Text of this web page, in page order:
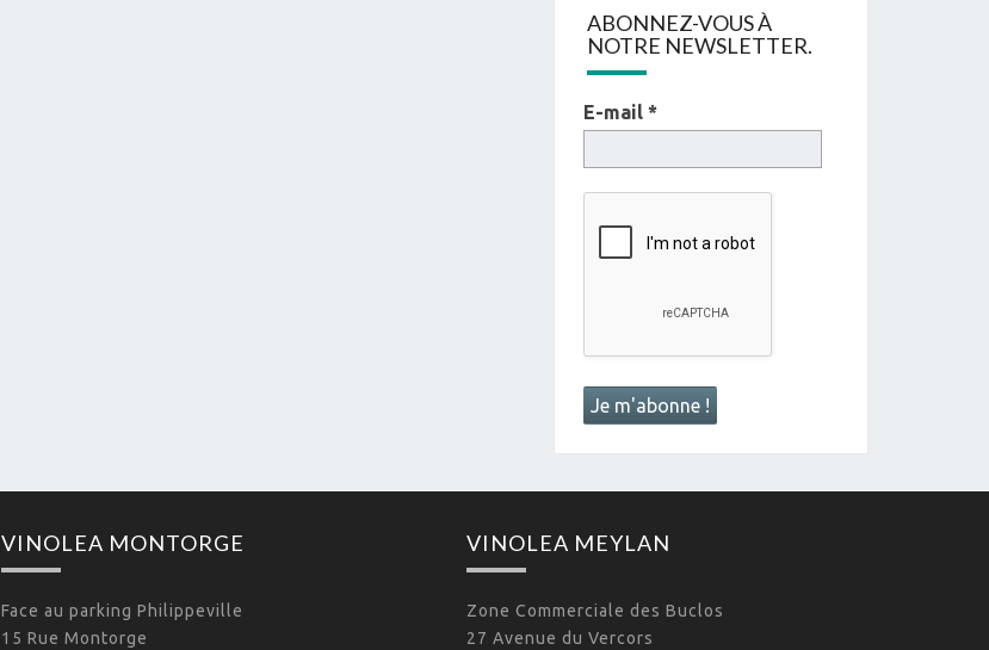
ABONNEZ-VOUS À
NOTRE NEWSLETTER.
E-mail *
VINOLEA MONTORGE
Face au parking Philippeville
15 Rue Montorge
VINOLEA MEYLAN
Zone Commerciale des Buclos
27 Avenue du Vercors